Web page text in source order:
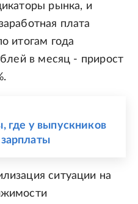
рынка, и
плата
итогам года
в месяц - прирост
где у выпускников
ситуации на